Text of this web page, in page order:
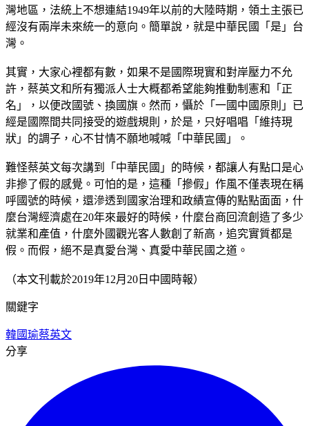
灣地區，法統上不想連結1949年以前的大陸時期，領土主張已
經沒有兩岸未來統一的意向。簡單說，就是中華民國「是」台
灣。
其實，大家心裡都有數，如果不是國際現實和對岸壓力不允
許，蔡英文和所有獨派人士大概都希望能夠推動制憲和「正
名」，以便改國號、換國旗。然而，懾於「一國中國原則」已
經是國際間共同接受的遊戲規則，於是，只好唱唱「維持現
狀」的調子，心不甘情不願地喊喊「中華民國」。
難怪蔡英文每次講到「中華民國」的時候，都讓人有點口是心
非摻了假的感覺。可怕的是，這種「摻假」作風不僅表現在稱
呼國號的時候，還滲透到國家治理和政績宣傳的點點面面，什
麼台灣經濟處在20年來最好的時候，什麼台商回流創造了多少
就業和產值，什麼外國觀光客人數創了新高，追究實質都是
假。而假，絕不是真愛台灣、真愛中華民國之道。
（本文刊載於2019年12月20日中國時報）
關鍵字
韓國瑜蔡英文
分享